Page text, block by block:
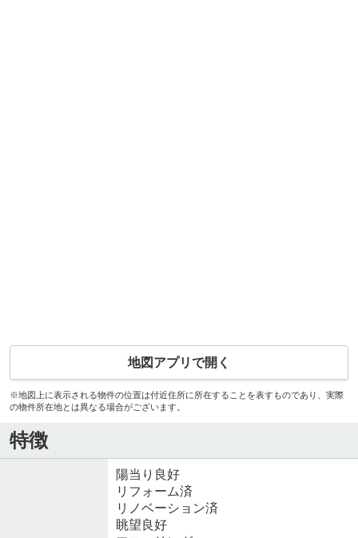
地図アプリで開く
※地図上に表示される物件の位置は付近住所に所在することを表すものであり、実際
の物件所在地とは異なる場合がございます。
特徴
陽当り良好
リフォーム済
リノベーション済
眺望良好